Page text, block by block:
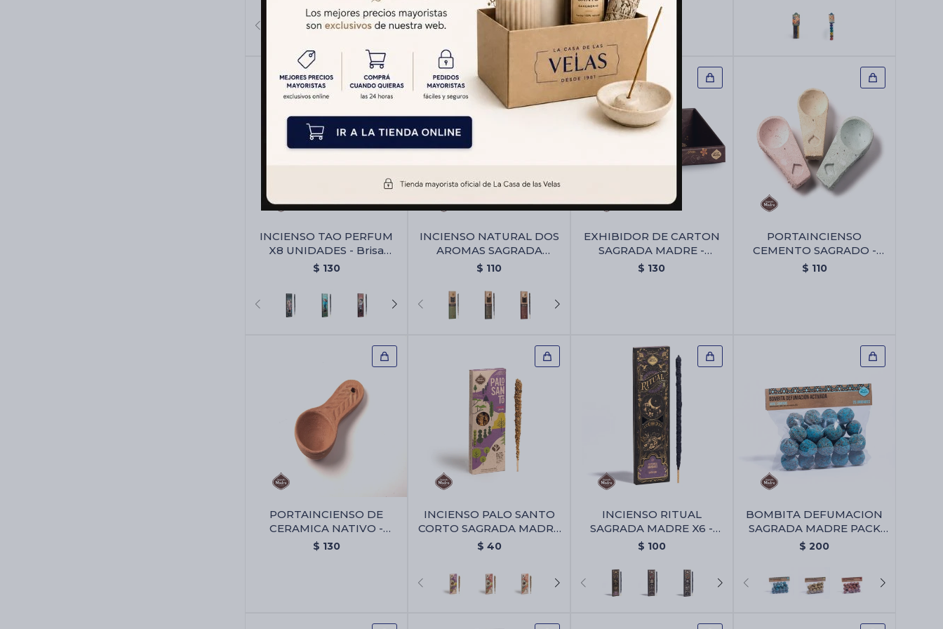
Chico Triangular
INCIENSO TAO PERFUM
X8 UNIDADES - Brisa
Floral
$ 130
INCIENSO NATURAL DOS
AROMAS SAGRADA
MADRE X8 - Copal/romero
$ 110
EXHIBIDOR DE CARTON
SAGRADA MADRE -
Exhibidor De Carton
$ 130
PORTAINCIENSO
CEMENTO SAGRADO -
Portaincienso Cemento
$ 110
PORTAINCIENSO DE
CERAMICA NATIVO -
Portaincienso De Ceramica
$ 130
INCIENSO PALO SANTO
CORTO SAGRADA MADRE
X4 - Lavanda
$ 40
INCIENSO RITUAL
SAGRADA MADRE X6 -
Abundancia
$ 100
BOMBITA DEFUMACION
SAGRADA MADRE PACK
X25 - Abre Camino
$ 200